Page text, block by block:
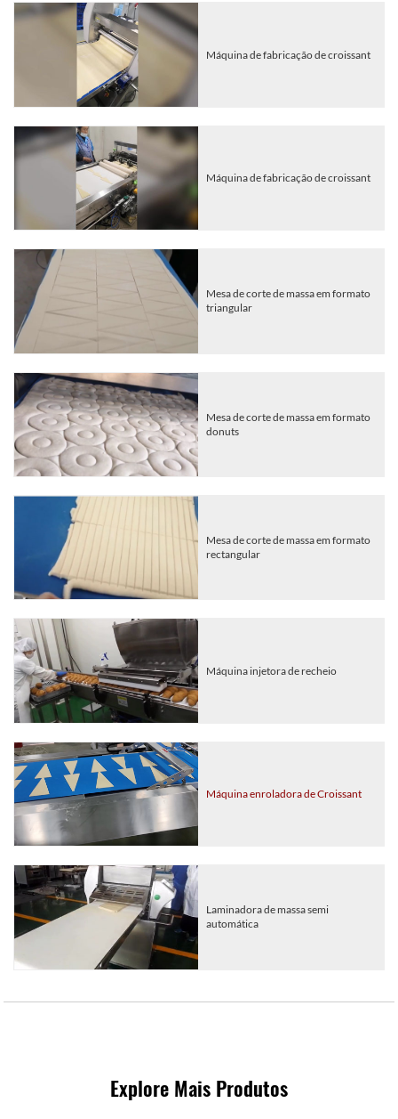
Máquina de fabricação de croissant
Máquina de fabricação de croissant
Mesa de corte de massa em formato
triangular
Mesa de corte de massa em formato
donuts
Mesa de corte de massa em formato
rectangular
Máquina injetora de recheio
Máquina enroladora de Croissant
Laminadora de massa semi
automática
Explore Mais Produtos